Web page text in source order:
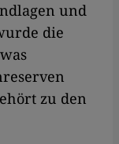
und
die
zu den